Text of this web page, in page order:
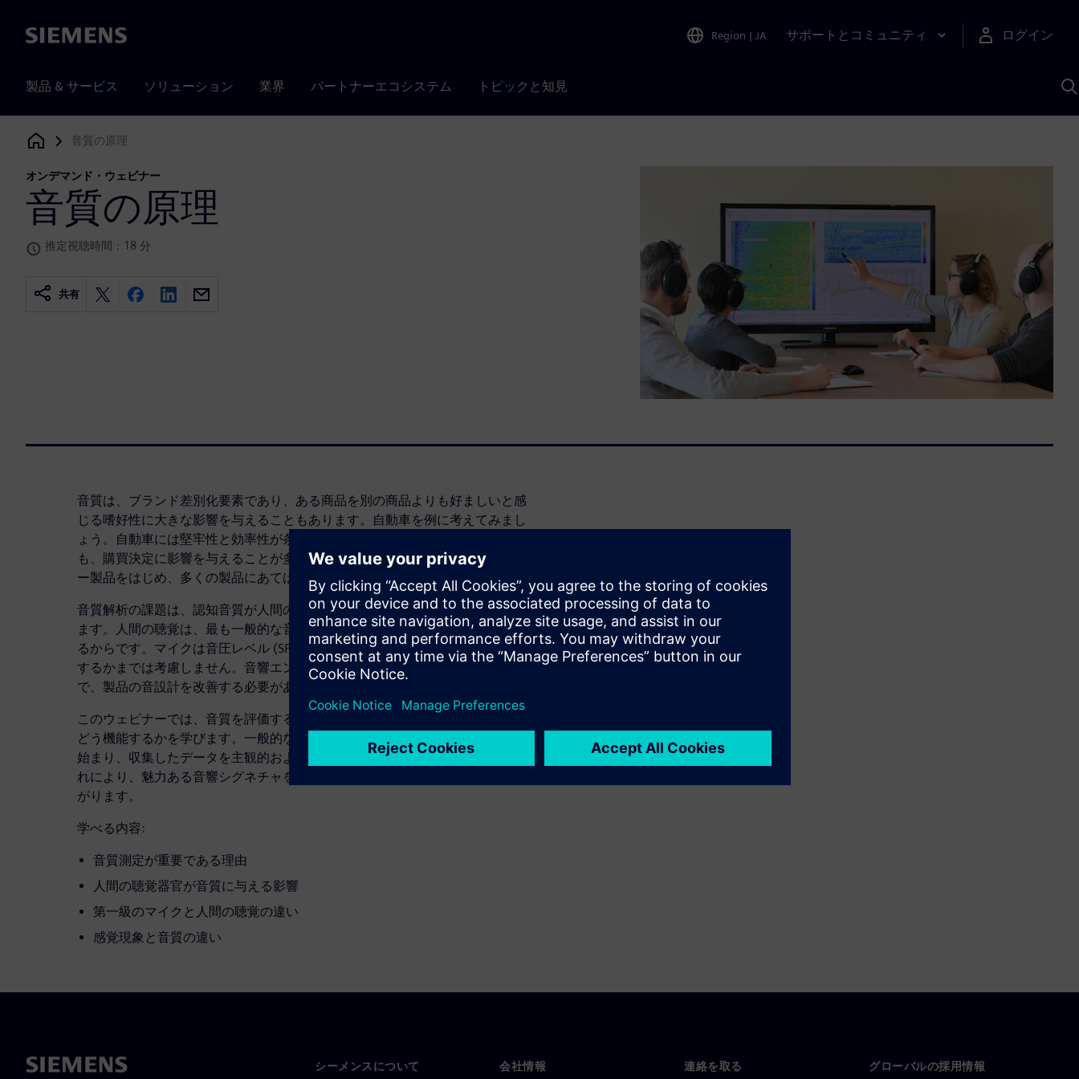
Siemens Region | JA サポートとコミュニティ ログイン
製品 & サービス ソリューション 業界 パートナーエコシステム トピックと知見
Siemens Digital Industries Software
音質の原理
オンデマンド・ウェビナー
音質の原理
推定視聴時間：18 分
共有
音質は、ブランド差別化要素であり、ある商品を別の商品よりも好ましいと感
じる嗜好性に大きな影響を与えることもあります。自動車を例に考えてみまし
ょう。自動車には堅牢性と効率性が条件ですが、どのような音を作り出すか
も、購買決定に影響を与えることが多いものです。このことは、コンシューマ
ー製品をはじめ、多くの製品にあてはまる真実といえるでしょう。
音質解析の課題は、認知音質が人間の聴覚メカニズムに左右されることにあり
ます。人間の聴覚は、最も一般的な音響テスト装置であるマイクと大きく異な
るからです。マイクは音圧レベル (SPL) を測定しますが、人間の脳がどう認知
するかまでは考慮しません。音響エンジニアは、こうした側面に対処したうえ
で、製品の音設計を改善する必要があります。
このウェビナーでは、音質を評価するプロセスの第一歩として、人間の聴力が
どう機能するかを学びます。一般的な音質評価プロセスは両耳の音響測定から
始まり、収集したデータを主観的および客観的な評価手法で解析されます。こ
れにより、魅力ある音響シグネチャを使用して、成功する製品の設計へとつな
がります。
学べる内容:
音質測定が重要である理由
人間の聴覚器官が音質に与える影響
第一級のマイクと人間の聴覚の違い
感覚現象と音質の違い
シーメンスについて 会社情報 連絡を取る グローバルの採用情報